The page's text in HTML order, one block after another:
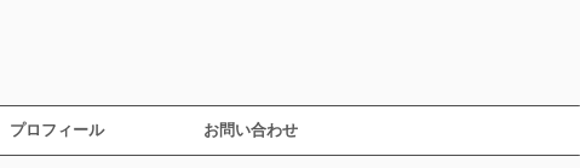
プロフィール お問い合わせ